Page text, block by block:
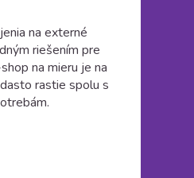
na externé
riešením pre
na mieru je na
rastie spolu s